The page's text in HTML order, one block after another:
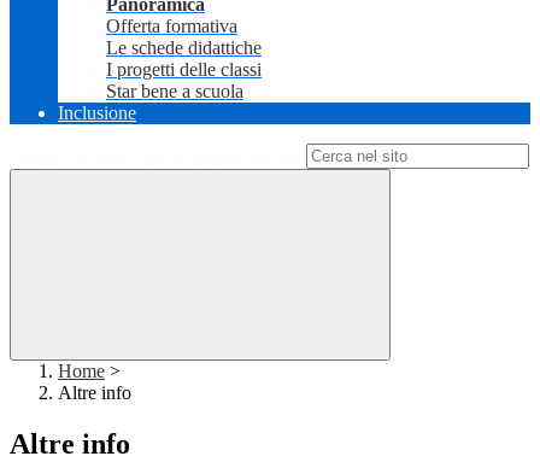
Panoramica
Offerta formativa
Le schede didattiche
I progetti delle classi
Star bene a scuola
Inclusione
Home >
Altre info
Altre info